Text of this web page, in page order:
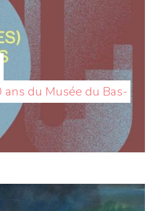
ans du Musée du Bas-